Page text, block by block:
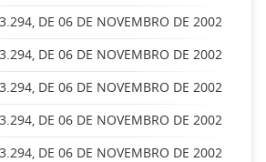
DE 06 DE NOVEMBRO DE 2002
DE 06 DE NOVEMBRO DE 2002
DE 06 DE NOVEMBRO DE 2002
DE 06 DE NOVEMBRO DE 2002
DE 06 DE NOVEMBRO DE 2002